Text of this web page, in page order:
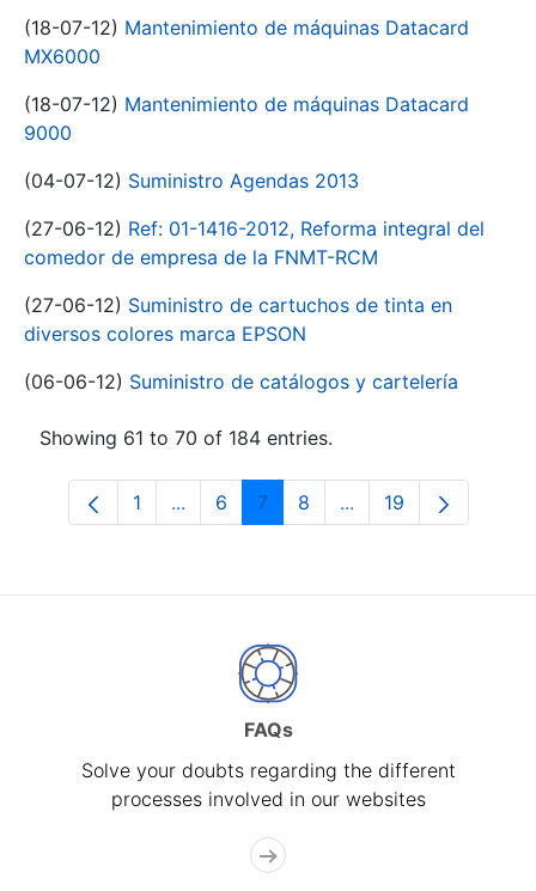
(18-07-12) Mantenimiento de máquinas Datacard
MX6000
(18-07-12) Mantenimiento de máquinas Datacard
9000
(04-07-12) Suministro Agendas 2013
(27-06-12) Ref: 01-1416-2012, Reforma integral del
comedor de empresa de la FNMT-RCM
(27-06-12) Suministro de cartuchos de tinta en
diversos colores marca EPSON
(06-06-12) Suministro de catálogos y cartelería
Showing 61 to 70 of 184 entries.
Page
1 ...Intermediate Pages Use TAB to
Page
6 Page
7 Page
8 ...Intermediate Pages
Page
19
FAQs
Solve your doubts regarding the different
processes involved in our websites